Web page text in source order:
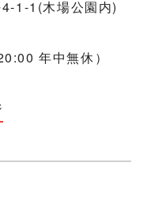
1-1(木場公園内)
年中無休）